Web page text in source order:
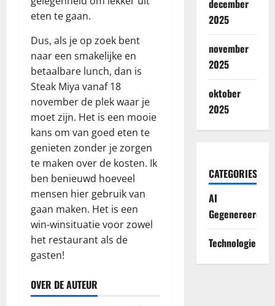
eten te gaan.
Dus, als je op zoek bent
naar een smakelijke en
betaalbare lunch, dan is
Steak Miya vanaf 18
november de plek waar je
moet zijn. Het is een mooie
kans om van goed eten te
genieten zonder je zorgen
te maken over de kosten. Ik
ben benieuwd hoeveel
mensen hier gebruik van
gaan maken. Het is een
win-winsituatie voor zowel
het restaurant als de
gasten!
OVER DE AUTEUR
december
2025
november
2025
oktober
2025
CATEGORIES
AI
Gegenereerd
Technologie